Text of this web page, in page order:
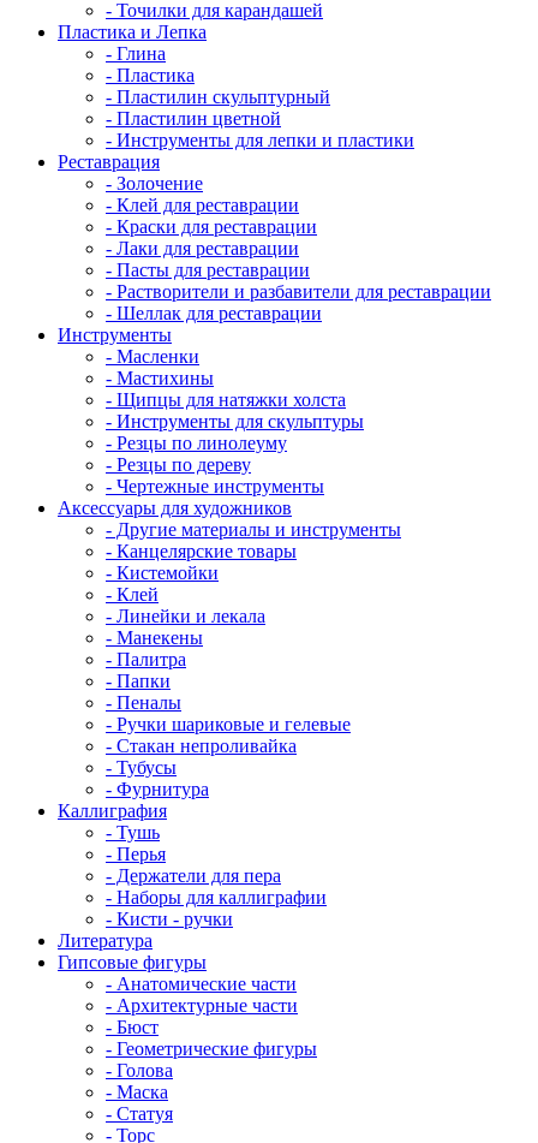
- Точилки для карандашей
Пластика и Лепка
- Глина
- Пластика
- Пластилин скульптурный
- Пластилин цветной
- Инструменты для лепки и пластики
Реставрация
- Золочение
- Клей для реставрации
- Краски для реставрации
- Лаки для реставрации
- Пасты для реставрации
- Растворители и разбавители для реставрации
- Шеллак для реставрации
Инструменты
- Масленки
- Мастихины
- Щипцы для натяжки холста
- Инструменты для скульптуры
- Резцы по линолеуму
- Резцы по дереву
- Чертежные инструменты
Аксессуары для художников
- Другие материалы и инструменты
- Канцелярские товары
- Кистемойки
- Клей
- Линейки и лекала
- Манекены
- Палитра
- Папки
- Пеналы
- Ручки шариковые и гелевые
- Стакан непроливайка
- Тубусы
- Фурнитура
Каллиграфия
- Тушь
- Перья
- Держатели для пера
- Наборы для каллиграфии
- Кисти - ручки
Литература
Гипсовые фигуры
- Анатомические части
- Архитектурные части
- Бюст
- Геометрические фигуры
- Голова
- Маска
- Статуя
- Торс